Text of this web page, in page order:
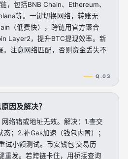
，包括BNB Chain、Ethereum、
等。一键切换网络，转账无
（低费快），跨链用官方聚合
Layer2，提升BTC提现效率。新
。注意网络匹配，否则资金丢失不
Q.03
因及解决？
络错或地址无效。解决：1.查交
；2.补Gas加速（钱包内置）；
试小额测试。币安钱包'交易历
重发。若跨链卡住，用桥接查询